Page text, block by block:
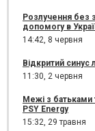
Розлучення без
допомогу в
14:42, 8 червня
Відкритий синус
11:30, 2 червня
Межі з батьками
PSY Energy
15:32, 29 травня